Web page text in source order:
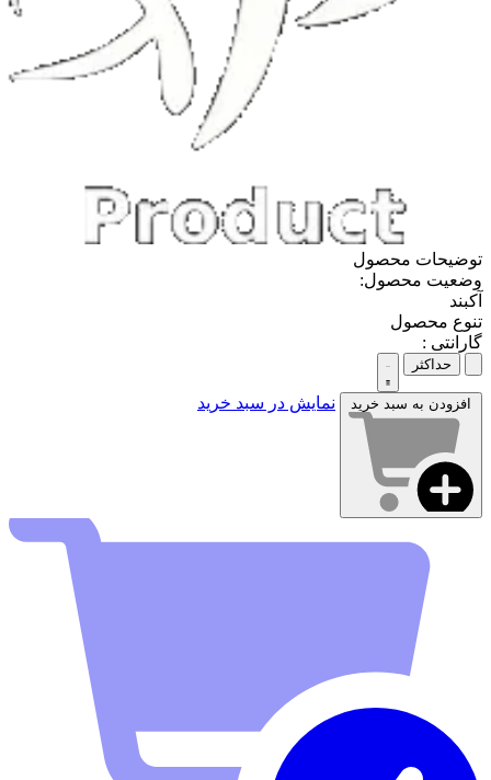
توضیحات محصول
وضعیت محصول:
آکبند
تنوع محصول
گارانتی :
حداکثر
افزودن به سبد خرید نمایش در سبد خرید